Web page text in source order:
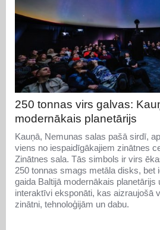
250 tonnas virs galvas:
modernākais planetārijs
Kauņā, Nemunas salas pašā sirdī,
viens no iespaidīgākajiem zinātnes
Zinātnes sala. Tās simbols ir virs
250 tonnas smags metāla disks, bet
gaida Baltijā modernākais planetārijs
interaktīvi eksponāti, kas aizraujošā
zinātni, tehnoloģijām un dabu.